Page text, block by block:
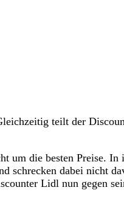
teilt der
um die besten Preise. In
schrecken dabei nicht
Lidl nun gegen